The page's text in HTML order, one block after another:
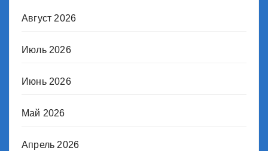
Август 2026
Июль 2026
Июнь 2026
Май 2026
Апрель 2026